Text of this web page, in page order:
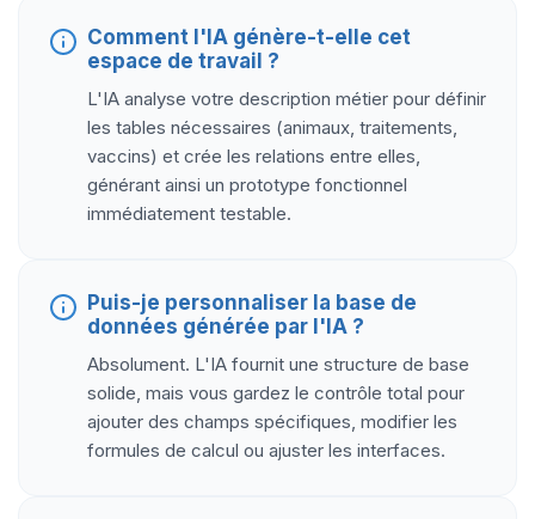
Comment l'IA génère-t-elle cet
espace de travail ?
L'IA analyse votre description métier pour définir
les tables nécessaires (animaux, traitements,
vaccins) et crée les relations entre elles,
générant ainsi un prototype fonctionnel
immédiatement testable.
Puis-je personnaliser la base de
données générée par l'IA ?
Absolument. L'IA fournit une structure de base
solide, mais vous gardez le contrôle total pour
ajouter des champs spécifiques, modifier les
formules de calcul ou ajuster les interfaces.